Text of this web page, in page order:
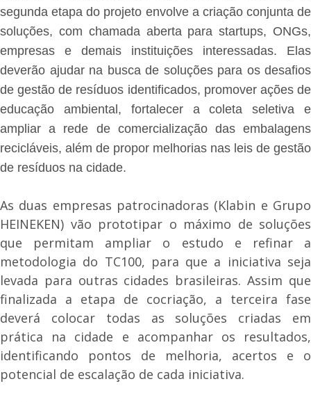
segunda etapa do projeto envolve a criação conjunta de
soluções, com chamada aberta para startups, ONGs,
empresas e demais instituições interessadas. Elas
deverão ajudar na busca de soluções para os desafios
de gestão de resíduos identificados, promover ações de
educação ambiental, fortalecer a coleta seletiva e
ampliar a rede de comercialização das embalagens
recicláveis, além de propor melhorias nas leis de gestão
de resíduos na cidade.
As duas empresas patrocinadoras (Klabin e Grupo
HEINEKEN) vão prototipar o máximo de soluções
que permitam ampliar o estudo e refinar a
metodologia do TC100, para que a iniciativa seja
levada para outras cidades brasileiras. Assim que
finalizada a etapa de cocriação, a terceira fase
deverá colocar todas as soluções criadas em
prática na cidade e acompanhar os resultados,
identificando pontos de melhoria, acertos e o
potencial de escalação de cada iniciativa.